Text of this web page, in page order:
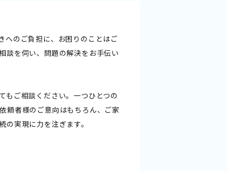
へのご負担に、お困りのことはご
談を伺い、問題の解決をお手伝い
もご相談ください。一つひとつの
頼者様のご意向はもちろん、ご家
実現に力を注ぎます。